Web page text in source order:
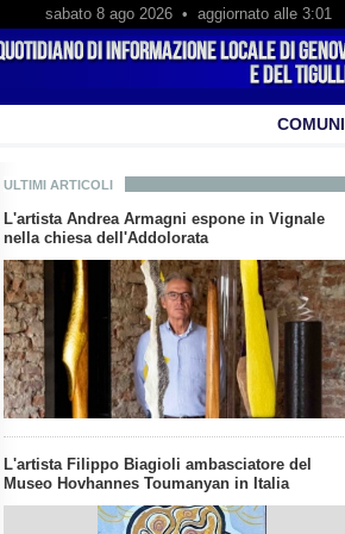
sabato 8 ago 2026 • aggiornato alle 3:01
COMUNI
ULTIMI ARTICOLI
L'artista Andrea Armagni espone in Vignale
nella chiesa dell'Addolorata
L'artista Filippo Biagioli ambasciatore del
Museo Hovhannes Toumanyan in Italia